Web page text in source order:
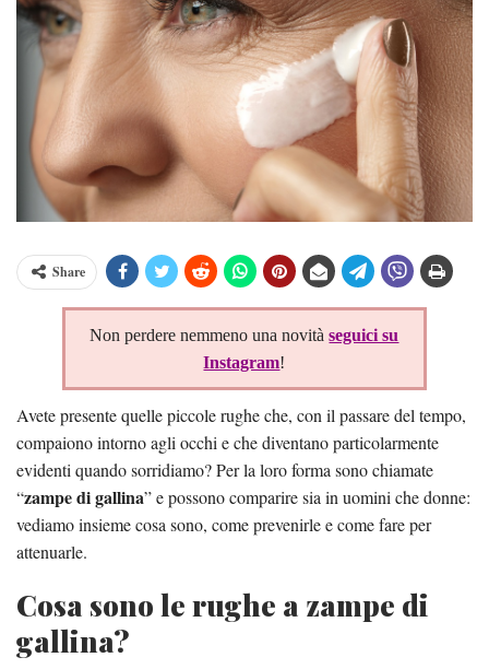
Share
Non perdere nemmeno una novitàseguici su
Instagram!
Avete presente quelle piccole rughe che, con il passare del tempo,
compaiono intorno agli occhi e che diventano particolarmente
evidenti quando sorridiamo? Per la loro forma sono chiamate
“zampe di gallina” e possono comparire sia in uomini che donne:
vediamo insieme cosa sono, come prevenirle e come fare per
attenuarle.
Cosa sono le rughe a zampe di
gallina?